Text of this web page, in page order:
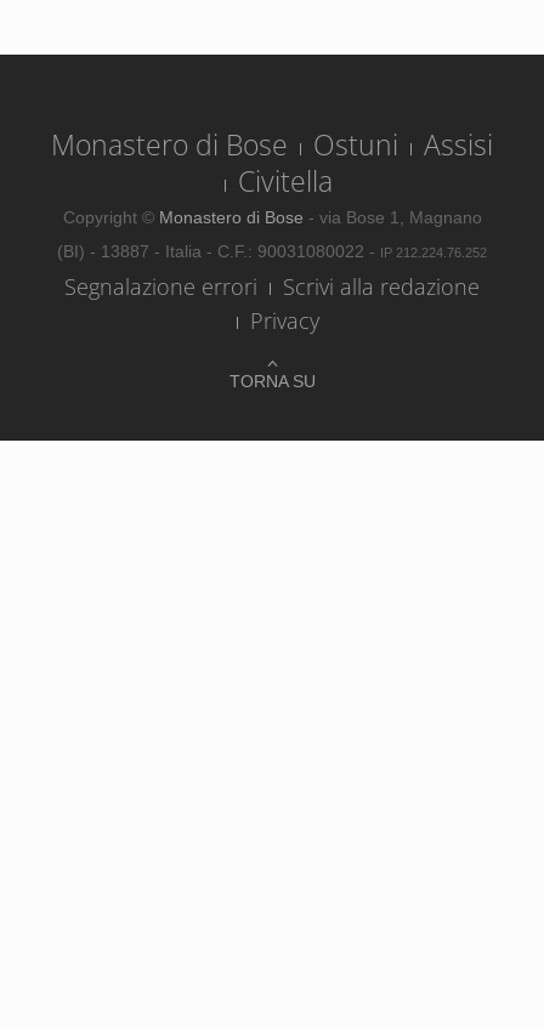
TORNA SU
Monastero di Bose Ostuni
Assisi
Civitella
Copyright © Monastero di Bose - via Bose 1, Magnano
(BI) - 13887 - Italia - C.F.: 90031080022 - IP 212.224.76.252
Segnalazione errori
Scrivi alla redazione
Privacy